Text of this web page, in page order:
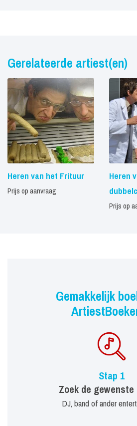
Gerelateerde artiest(en)
Heren van het Frituur
Prijs op aanvraag
Heren
Prijs op
Gemakkelijk
Stap 1
Zoek de
DJ, band of ander